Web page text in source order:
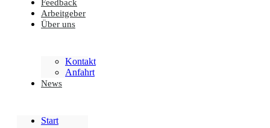
Feedback
Arbeitgeber
Über uns
Kontakt
Anfahrt
News
Start